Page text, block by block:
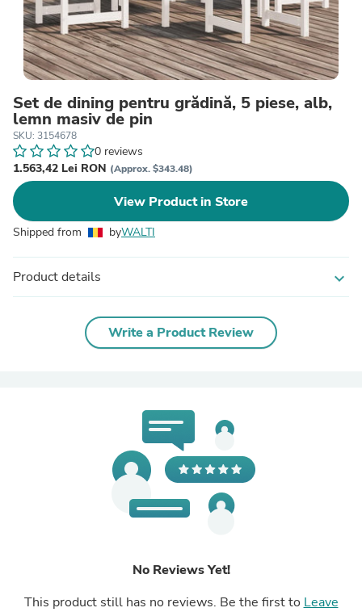
Set de dining pentru grădină, 5 piese, alb,
lemn masiv de pin
SKU: 3154678
0 reviews
1.563,42 Lei RON (Approx. $343.48)
View Product in Store
Shipped from byWALTI
Product details expand_more
Write a Product Review
No Reviews Yet!
This product still has no reviews. Be the first to Leave